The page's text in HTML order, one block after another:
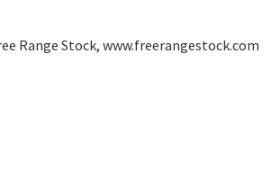
Range Stock, www.freerangestock.com